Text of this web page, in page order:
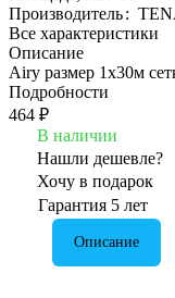
Производитель:
Все характеристики
Описание
Airy размер 1х30м
Подробности
464 ₽
В наличии
Нашли дешевле?
Хочу в подарок
Гарантия 5 лет
Описание